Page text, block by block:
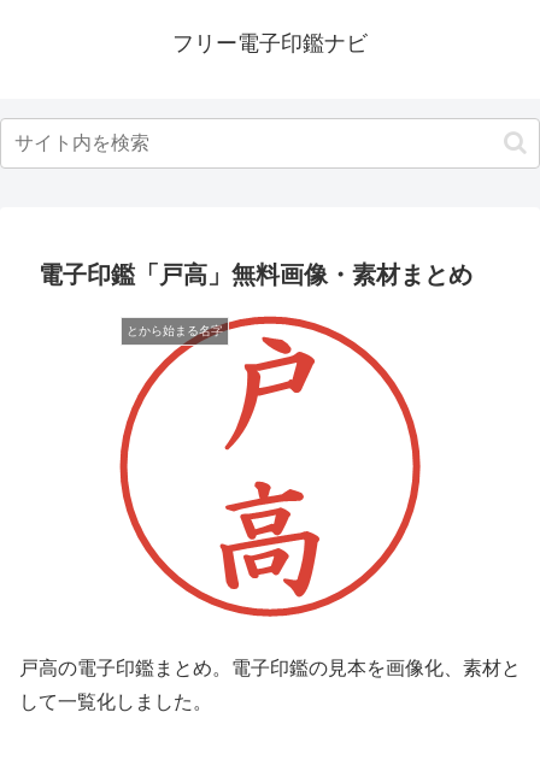
フリー電子印鑑ナビ
電子印鑑「戸高」無料画像・素材まとめ
とから始まる名字
戸高の電子印鑑まとめ。電子印鑑の見本を画像化、素材と
して一覧化しました。